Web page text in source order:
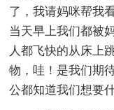
了，我请妈咪帮我
当天早上我们都被
人都飞快的从床上
物，哇！是我们期
公都知道我们想要